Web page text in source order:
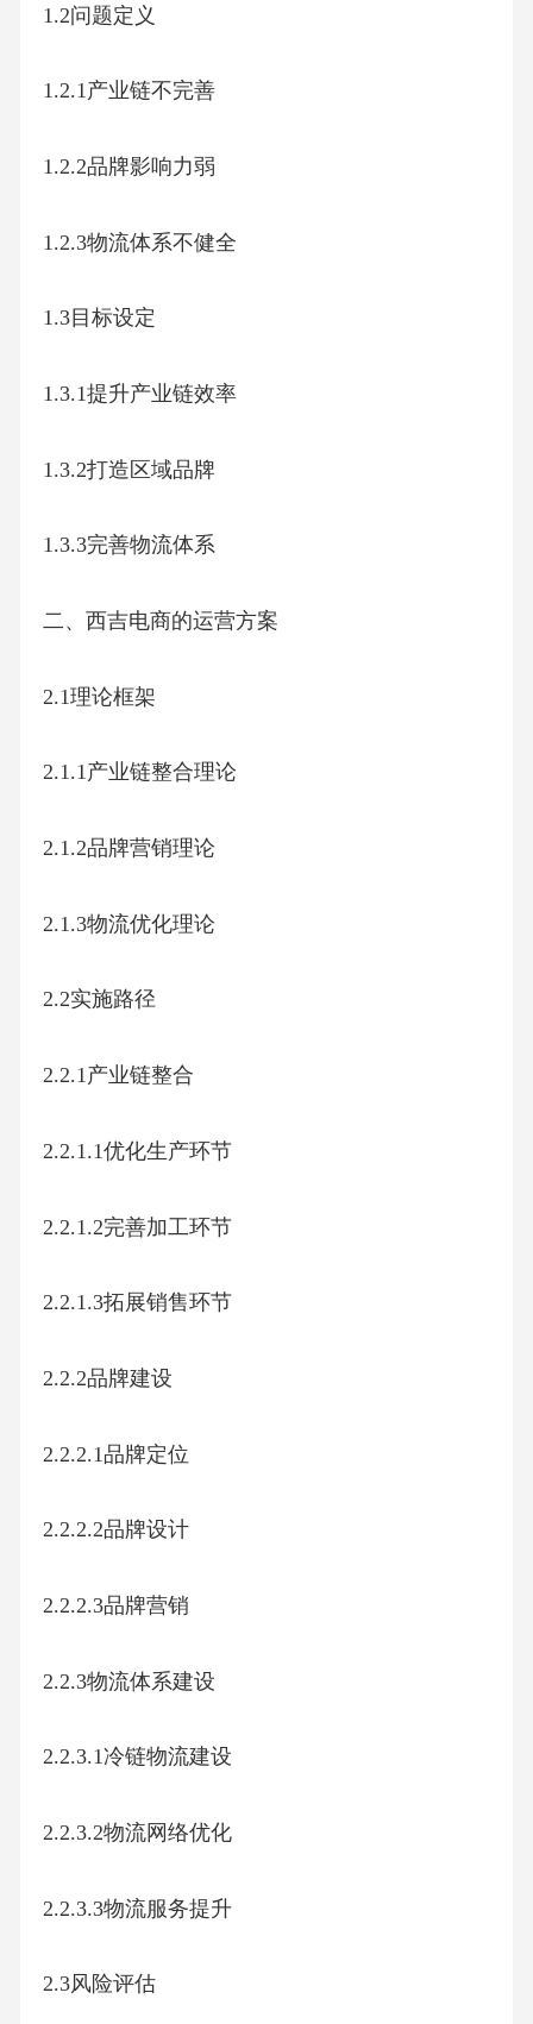
1.2问题定义
1.2.1产业链不完善
1.2.2品牌影响力弱
1.2.3物流体系不健全
1.3目标设定
1.3.1提升产业链效率
1.3.2打造区域品牌
1.3.3完善物流体系
二、西吉电商的运营方案
2.1理论框架
2.1.1产业链整合理论
2.1.2品牌营销理论
2.1.3物流优化理论
2.2实施路径
2.2.1产业链整合
2.2.1.1优化生产环节
2.2.1.2完善加工环节
2.2.1.3拓展销售环节
2.2.2品牌建设
2.2.2.1品牌定位
2.2.2.2品牌设计
2.2.2.3品牌营销
2.2.3物流体系建设
2.2.3.1冷链物流建设
2.2.3.2物流网络优化
2.2.3.3物流服务提升
2.3风险评估